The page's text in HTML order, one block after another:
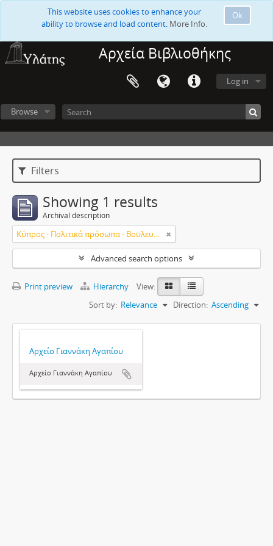
Ok
This website uses cookies to enhance your
ability to browse and load content. More Info.
Αρχεία Βιβλιοθήκης
Log in
Browse
Filters
Showing 1 results
Archival description
Κύπρος - Πολιτικά πρόσωπα - Βουλευτές
Advanced search options
Print preview Hierarchy
View:
Sort by: Relevance Direction: Ascending
Αρχείο Γιαννάκη Αγαπίου
Αρχείο Γιαννάκη Αγαπίου